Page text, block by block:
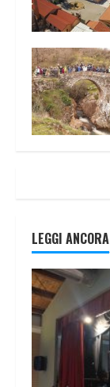
LEGGI ANCORA